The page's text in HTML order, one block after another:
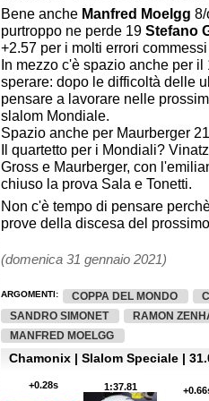
Bene anche Manfred Moelgg
purtroppo ne perde 19 Stefano
+2.57 per i molti errori
In mezzo c'è spazio anche per
sperare: dopo le difficoltà delle
pensare a lavorare nelle
slalom Mondiale.
Spazio anche per Maurberger
Il quartetto per i Mondiali?
Gross e Maurberger, con
chiuso la prova Sala e Tonetti.
Non c'è tempo di pensare
prove della discesa del
(domenica 31 gennaio 2021)
ARGOMENTI: COPPA DEL MONDO
SANDRO SIMONET
RAMON
MANFRED MOELGG
Chamonix | Slalom Speciale |
1:37.81
+0.28s